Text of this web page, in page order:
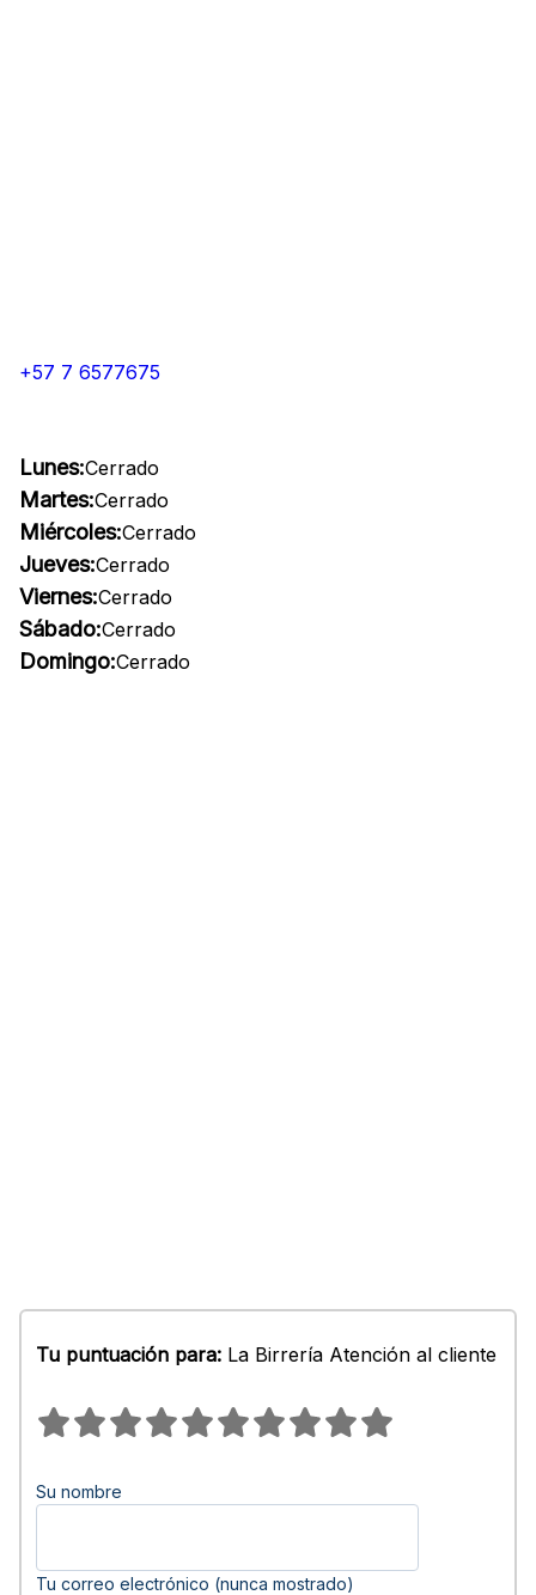
+57 7 6577675
Lunes:Cerrado
Martes:Cerrado
Miércoles:Cerrado
Jueves:Cerrado
Viernes:Cerrado
Sábado:Cerrado
Domingo:Cerrado
Tu puntuación para: La Birrería Atención al cliente
Su nombre
Tu correo electrónico (nunca mostrado)